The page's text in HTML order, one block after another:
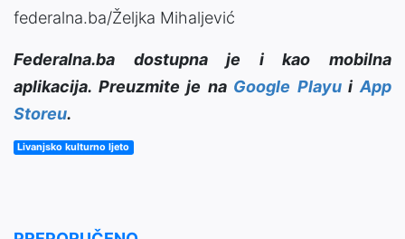
federalna.ba/Željka Mihaljević
Federalna.ba dostupna je i kao mobilna
aplikacija. Preuzmite je na Google PlayuiApp
Storeu.
Livanjsko kulturno ljeto